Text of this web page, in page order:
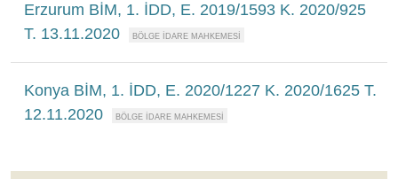
Erzurum BİM, 1. İDD, E. 2019/1593 K. 2020/925
T. 13.11.2020
Konya BİM, 1. İDD, E. 2020/1227 K. 2020/1625 T.
12.11.2020